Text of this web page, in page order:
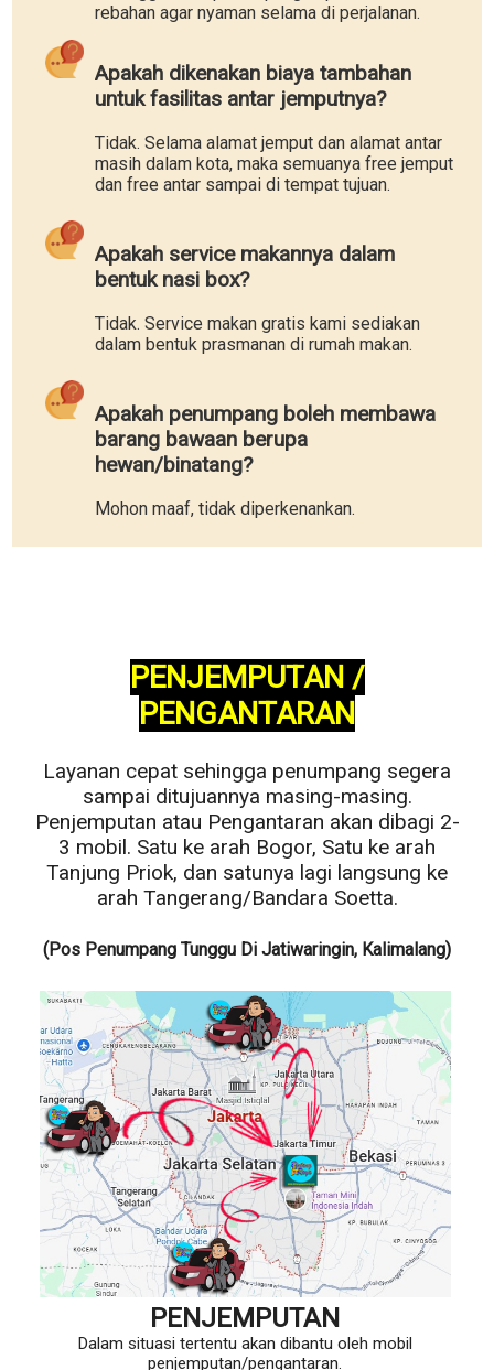
rebahan agar nyaman selama di perjalanan.
Apakah dikenakan biaya tambahan
untuk fasilitas antar jemputnya?
Tidak. Selama alamat jemput dan alamat antar
masih dalam kota, maka semuanya free jemput
dan free antar sampai di tempat tujuan.
Apakah service makannya dalam
bentuk nasi box?
Tidak. Service makan gratis kami sediakan
dalam bentuk prasmanan di rumah makan.
Apakah penumpang boleh membawa
barang bawaan berupa
hewan/binatang?
Mohon maaf, tidak diperkenankan.
PENJEMPUTAN /
PENGANTARAN
Layanan cepat sehingga penumpang segera
sampai ditujuannya masing-masing.
Penjemputan atau Pengantaran akan dibagi 2-
3 mobil. Satu ke arah Bogor, Satu ke arah
Tanjung Priok, dan satunya lagi langsung ke
arah Tangerang/Bandara Soetta.
(Pos Penumpang Tunggu Di Jatiwaringin, Kalimalang)
PENJEMPUTAN
Dalam situasi tertentu akan dibantu oleh mobil
penjemputan/pengantaran.